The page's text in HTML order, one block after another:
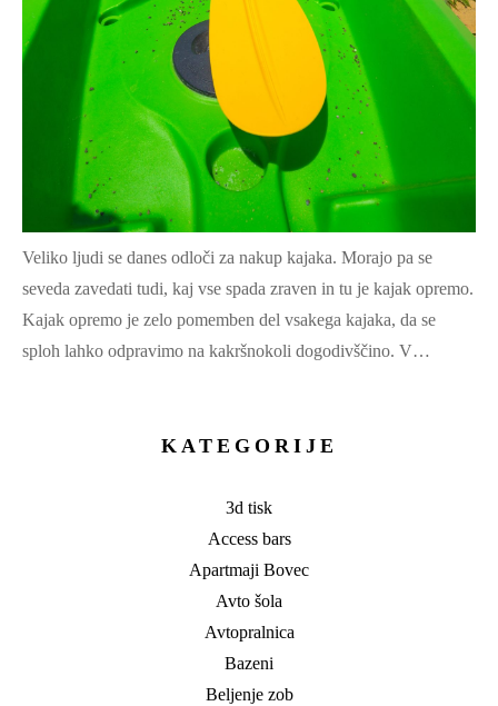
Veliko ljudi se danes odloči za nakup kajaka. Morajo pa se
seveda zavedati tudi, kaj vse spada zraven in tu je kajak opremo.
Kajak opremo je zelo pomemben del vsakega kajaka, da se
sploh lahko odpravimo na kakršnokoli dogodivščino. V…
KATEGORIJE
3d tisk
Access bars
Apartmaji Bovec
Avto šola
Avtopralnica
Bazeni
Beljenje zob